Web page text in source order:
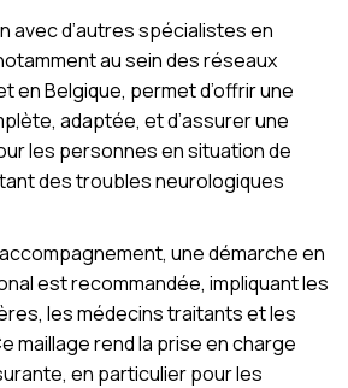
avec d’autres spécialistes en
au sein des réseaux
en Belgique, permet d’offrir une
adaptée, et d’assurer une
les personnes en situation de
des troubles neurologiques
une démarche en
est recommandée, impliquant les
les médecins traitants et les
maillage rend la prise en charge
en particulier pour les